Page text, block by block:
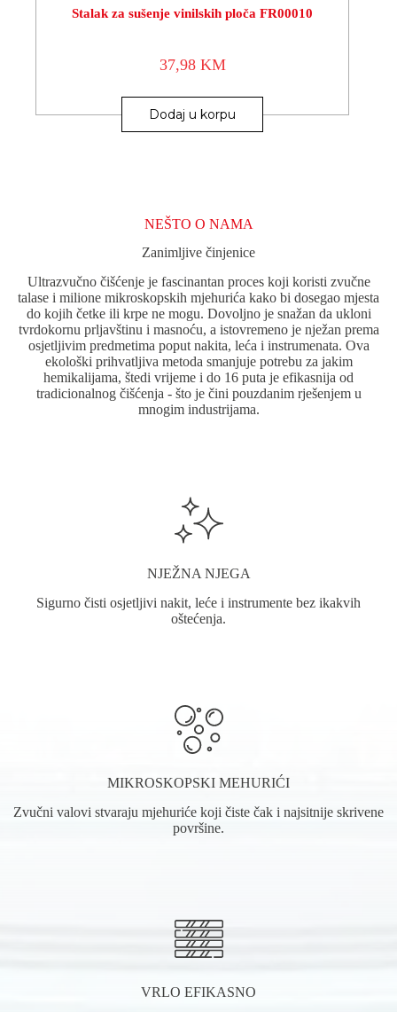
Stalak za sušenje vinilskih ploča FR00010
37,98 KM
Dodaj u korpu
NEŠTO O NAMA
Zanimljive činjenice
Ultrazvučno čišćenje je fascinantan proces koji koristi zvučne
talase i milione mikroskopskih mjehurića kako bi dosegao mjesta
do kojih četke ili krpe ne mogu. Dovoljno je snažan da ukloni
tvrdokornu prljavštinu i masnoću, a istovremeno je nježan prema
osjetljivim predmetima poput nakita, leća i instrumenata. Ova
ekološki prihvatljiva metoda smanjuje potrebu za jakim
hemikalijama, štedi vrijeme i do 16 puta je efikasnija od
tradicionalnog čišćenja - što je čini pouzdanim rješenjem u
mnogim industrijama.
NJEŽNA NJEGA
Sigurno čisti osjetljivi nakit, leće i instrumente bez ikakvih
oštećenja.
MIKROSKOPSKI MEHURIĆI
Zvučni valovi stvaraju mjehuriće koji čiste čak i najsitnije skrivene
površine.
VRLO EFIKASNO